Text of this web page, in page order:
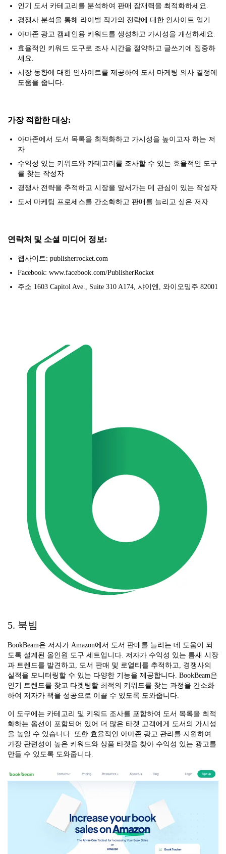
인기 도서 카테고리를 분석하여 판매 잠재력을 최적화하세요.
경쟁사 분석을 통해 라이벌 작가의 전략에 대한 인사이트 얻기
아마존 광고 캠페인용 키워드를 생성하고 가시성을 개선하세요.
효율적인 키워드 도구로 조사 시간을 절약하고 글쓰기에 집중하
세요.
시장 동향에 대한 인사이트를 제공하여 도서 마케팅 의사 결정에
도움을 줍니다.
가장 적합한 대상:
아마존에서 도서 목록을 최적화하고 가시성을 높이고자 하는 저
자
수익성 있는 키워드와 카테고리를 조사할 수 있는 효율적인 도구
를 찾는 작성자
경쟁사 전략을 추적하고 시장을 앞서가는 데 관심이 있는 작성자
도서 마케팅 프로세스를 간소화하고 판매를 늘리고 싶은 저자
연락처 및 소셜 미디어 정보:
웹사이트: publisherrocket.com
Facebook: www.facebook.com/PublisherRocket
주소 1603 Capitol Ave., Suite 310 A174, 샤이엔, 와이오밍주 82001
5. 북빔
BookBeam은 저자가 Amazon에서 도서 판매를 늘리는 데 도움이 되
도록 설계된 올인원 도구 세트입니다. 저자가 수익성 있는 틈새 시장
과 트렌드를 발견하고, 도서 판매 및 로열티를 추적하고, 경쟁사의
실적을 모니터링할 수 있는 다양한 기능을 제공합니다. BookBeam은
인기 트렌드를 찾고 타겟팅할 최적의 키워드를 찾는 과정을 간소화
하여 저자가 책을 성공으로 이끌 수 있도록 도와줍니다.
이 도구에는 카테고리 및 키워드 조사를 포함하여 도서 목록을 최적
화하는 옵션이 포함되어 있어 더 많은 타겟 고객에게 도서의 가시성
을 높일 수 있습니다. 또한 효율적인 아마존 광고 관리를 지원하여
가장 관련성이 높은 키워드와 상품 타겟을 찾아 수익성 있는 광고를
만들 수 있도록 도와줍니다.